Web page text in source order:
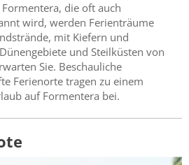
die oft auch
wird, werden Ferienträume
mit Kiefern und
und Steilküsten von
Sie. Beschauliche
Ferienorte tragen zu einem
auf Formentera bei.